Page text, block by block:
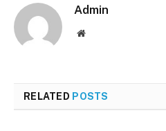
Admin
Website
RELATED POSTS